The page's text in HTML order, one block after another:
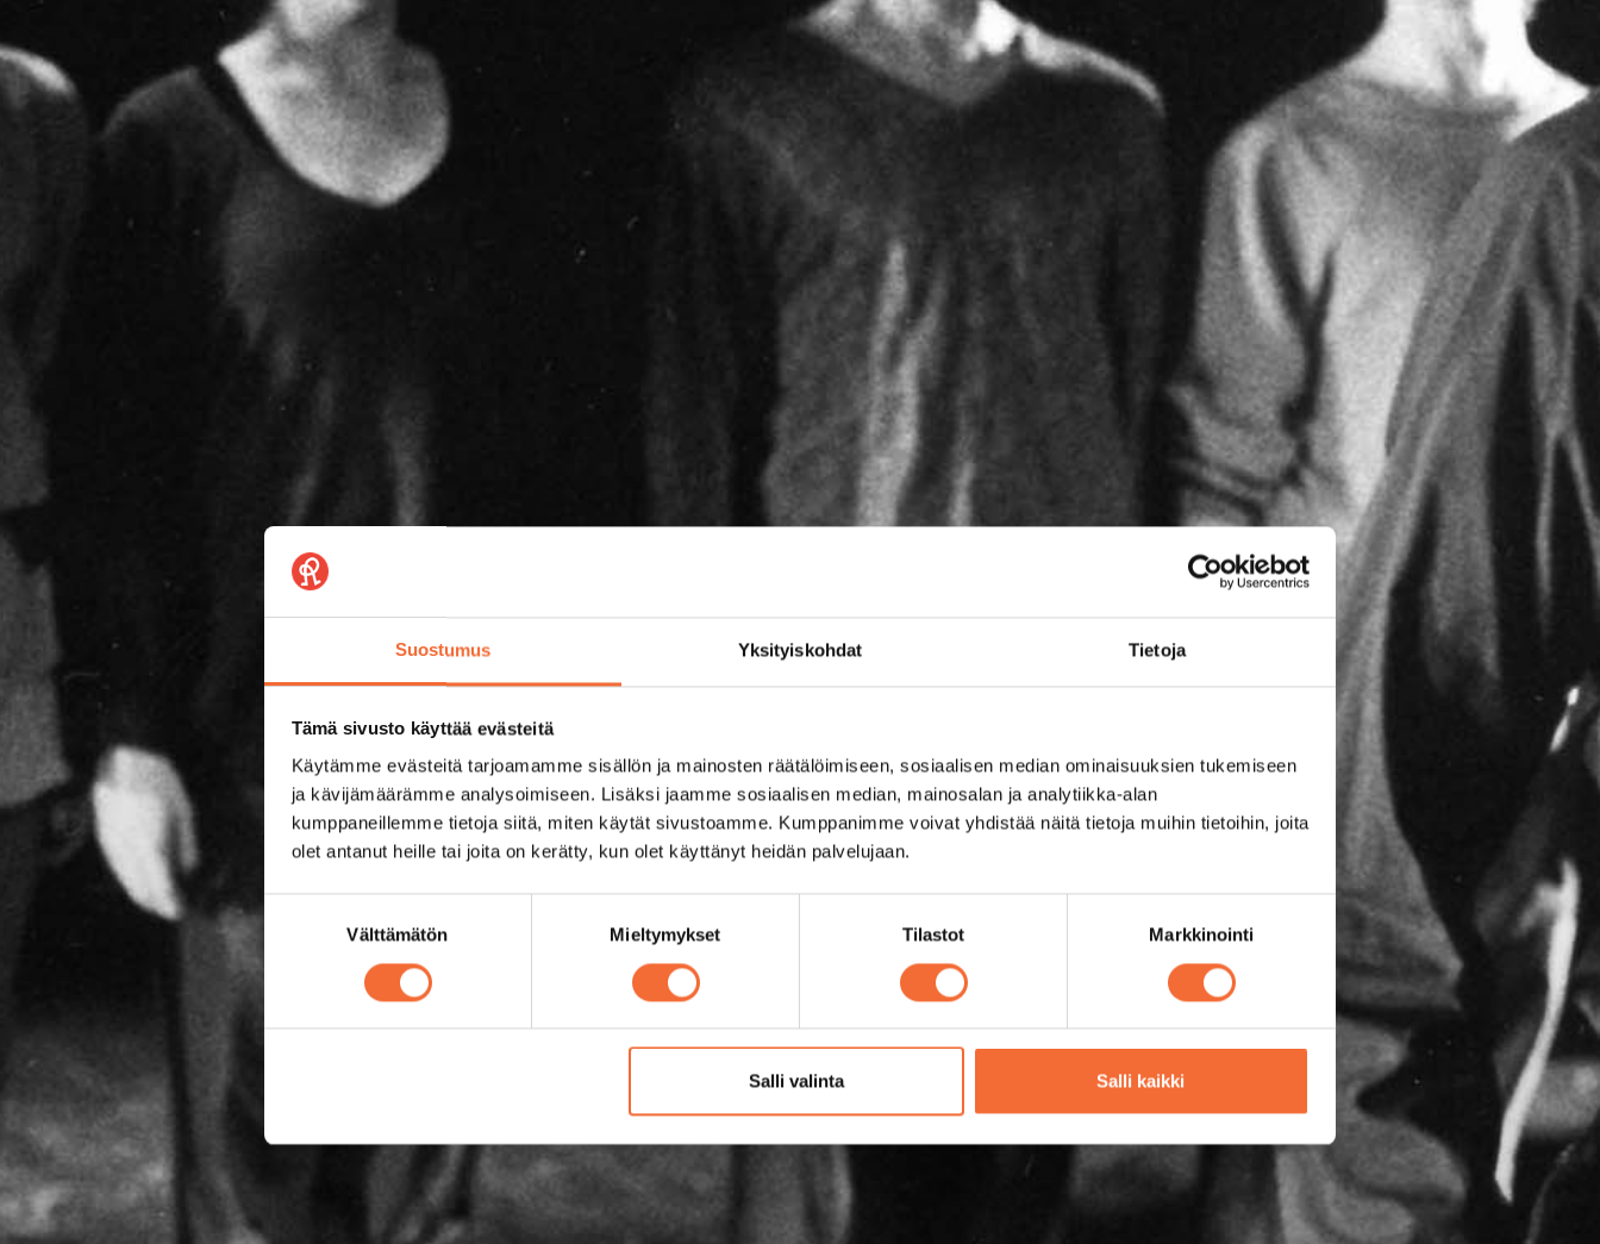
Suostumus Yksityiskohdat Tietoja
Tämä sivusto käyttää evästeitä
Käytämme evästeitä tarjoamamme sisällön ja mainosten räätälöimiseen, sosiaalisen median ominaisuuksien tukemiseen
ja kävijämäärämme analysoimiseen. Lisäksi jaamme sosiaalisen median, mainosalan ja analytiikka-alan
kumppaneillemme tietoja siitä, miten käytät sivustoamme. Kumppanimme voivat yhdistää näitä tietoja muihin tietoihin, joita
olet antanut heille tai joita on kerätty, kun olet käyttänyt heidän palvelujaan.
Välttämätön Mieltymykset Tilastot Markkinointi
Salli valinta Salli kaikki